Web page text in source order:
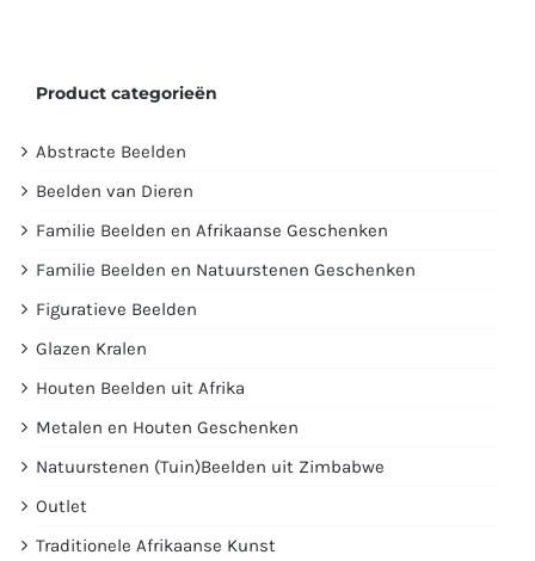
Product categorieën
Abstracte Beelden
Beelden van Dieren
Familie Beelden en Afrikaanse Geschenken
Familie Beelden en Natuurstenen Geschenken
Figuratieve Beelden
Glazen Kralen
Houten Beelden uit Afrika
Metalen en Houten Geschenken
Natuurstenen (Tuin)Beelden uit Zimbabwe
Outlet
Traditionele Afrikaanse Kunst